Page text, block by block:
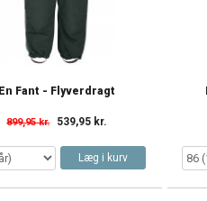
En Fant - Flyverdragt
899,95 kr. 539,95 kr.
Læg i kurv